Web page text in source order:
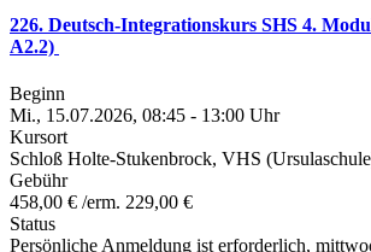
226. Deutsch-Integrationskurs SHS 4.
A2.2)
Beginn
Mi., 15.07.2026, 08:45 - 13:00 Uhr
Kursort
Schloß Holte-Stukenbrock, VHS
Gebühr
458,00 € /erm. 229,00 €
Status
Persönliche Anmeldung ist erforderlich,